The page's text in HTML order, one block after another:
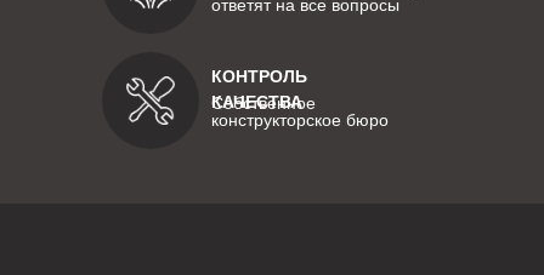
КОНТРОЛЬ
КАЧЕСТВА
Собственное
конструкторское бюро
ответят на все вопросы